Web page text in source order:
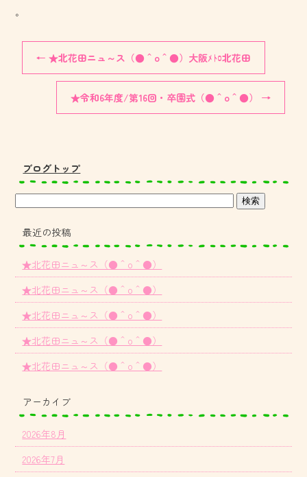
。
← ★北花田ニュ～ス（●＾o＾●）大阪ﾒﾄﾛ北花田
★令和6年度/第16回・卒園式（●＾o＾●） →
ブログトップ
最近の投稿
★北花田ニュ～ス（●＾o＾●）
★北花田ニュ～ス（●＾o＾●）
★北花田ニュ～ス（●＾o＾●）
★北花田ニュ～ス（●＾o＾●）
★北花田ニュ～ス（●＾o＾●）
アーカイブ
2026年8月
2026年7月